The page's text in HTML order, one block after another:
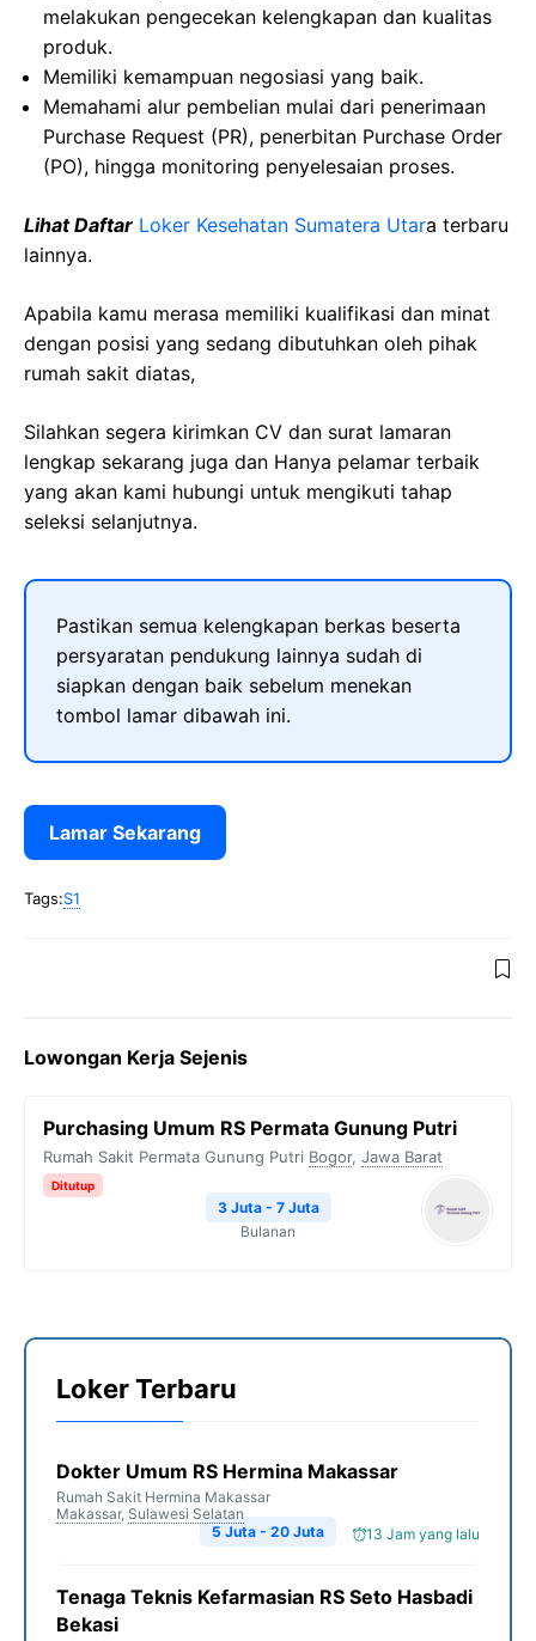
melakukan pengecekan kelengkapan dan kualitas
produk.
Memiliki kemampuan negosiasi yang baik.
Memahami alur pembelian mulai dari penerimaan
Purchase Request (PR), penerbitan Purchase Order
(PO), hingga monitoring penyelesaian proses.
Lihat Daftar Loker Kesehatan Sumatera Utara terbaru
lainnya.
Apabila kamu merasa memiliki kualifikasi dan minat
dengan posisi yang sedang dibutuhkan oleh pihak
rumah sakit diatas,
Silahkan segera kirimkan CV dan surat lamaran
lengkap sekarang juga dan Hanya pelamar terbaik
yang akan kami hubungi untuk mengikuti tahap
seleksi selanjutnya.
Pastikan semua kelengkapan berkas beserta
persyaratan pendukung lainnya sudah di
siapkan dengan baik sebelum menekan
tombol lamar dibawah ini.
Lamar Sekarang
Tags:S1
Lowongan Kerja Sejenis
Purchasing Umum RS Permata Gunung Putri
Rumah Sakit Permata Gunung Putri Bogor, Jawa Barat
Ditutup
3 Juta - 7 Juta
Bulanan
Loker Terbaru
Dokter Umum RS Hermina Makassar
Rumah Sakit Hermina Makassar
Makassar, Sulawesi Selatan
13 Jam yang lalu
5 Juta - 20 Juta
Tenaga Teknis Kefarmasian RS Seto Hasbadi
Bekasi